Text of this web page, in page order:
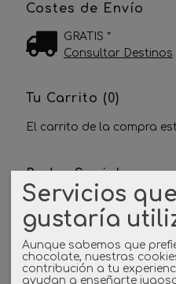
Costes de Envío
GRATIS *
Consultar Destinos
Tu Carrito (0)
El carrito de la compra
Redes Sociales
Twitter
Linkedin
Servicios
gustaría
Aunque sabemos que
chocolate, nuestras
contribución a tu
ayudan a enseñarte